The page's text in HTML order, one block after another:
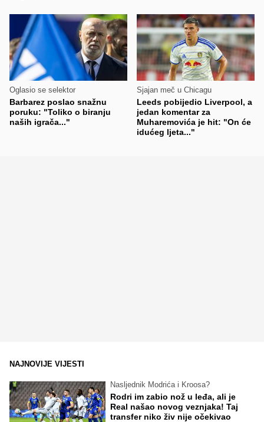
Oglasio se selektor
Barbarez poslao snažnu
poruku: "Toliko o biranju
naših igrača..."
Sjajan meč u Chicagu
Leeds pobijedio Liverpool, a
jedan komentar za
Muharemovića je hit: "On će
idućeg ljeta..."
NAJNOVIJE VIJESTI
Nasljednik Modrića i Kroosa?
Rodri im zabio nož u leđa, ali je
Real našao novog veznjaka! Taj
transfer niko živ nije očekivao